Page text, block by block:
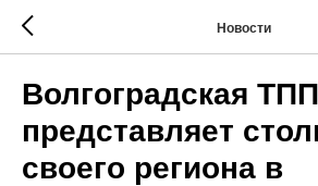
Новости
Волгоградская ТПП
представляет
своего региона в